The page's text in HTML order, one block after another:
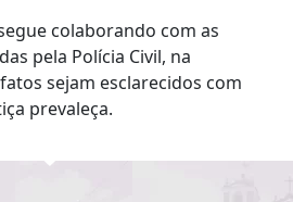
colaborando com as
pela Polícia Civil, na
sejam esclarecidos com
prevaleça.